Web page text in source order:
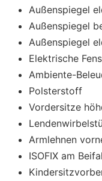
Außenspiegel
Außenspiegel
Außenspiegel
Elektrische
Ambiente-
Polsterstoff
Vordersitze
Armlehnen
ISOFIX am